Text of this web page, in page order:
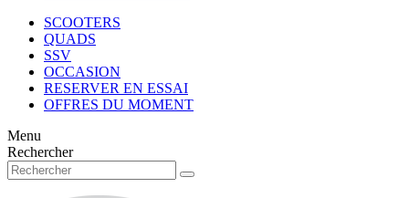
SCOOTERS
QUADS
SSV
OCCASION
RESERVER EN ESSAI
OFFRES DU MOMENT
Menu
Rechercher